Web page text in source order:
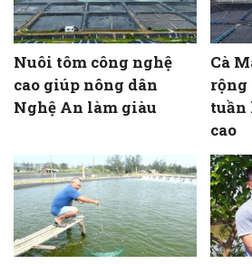
Nuôi tôm công nghệ
cao giúp nông dân
Nghệ An làm giàu
Cà
rộng
tuần
cao